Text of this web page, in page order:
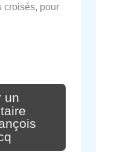
croisés, pour
un